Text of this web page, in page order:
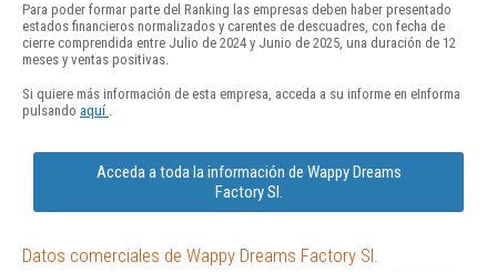
Para poder formar parte del Ranking las empresas deben haber presentado
estados financieros normalizados y carentes de descuadres, con fecha de
cierre comprendida entre Julio de 2024 y Junio de 2025, una duración de 12
meses y ventas positivas.
Si quiere más información de esta empresa, acceda a su informe en eInforma
pulsando aquí
Acceda a toda la información de Wappy Dreams
Factory Sl.
Datos comerciales de Wappy Dreams Factory Sl.